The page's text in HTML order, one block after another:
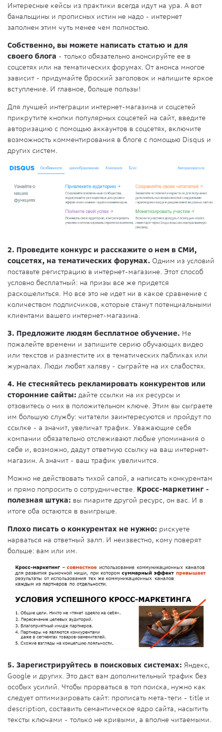
Интересные кейсы из практики всегда идут на ура. А вот
банальщины и прописных истин не надо - интернет
заполнен этим чуть менее чем полностью.
Собственно, вы можете написать статью и для
своего блога - только обязательно анонсируйте ее в
соцсетях или на тематических форумах. От анонса многое
зависит - придумайте броский заголовок и напишите яркое
вступление. И главное, больше пользы!
Для лучшей интеграции интернет-магазина и соцсетей
прикрутите кнопки популярных соцсетей на сайт, введите
авторизацию с помощью аккаунтов в соцсетях, включите
возможность комментирования в блоге с помощью Disqus и
других систем.
2. Проведите конкурс и расскажите о нем в СМИ,
соцсетях, на тематических форумах. Одним из условий
поставьте регистрацию в интернет-магазине. Этот способ
условно бесплатный: на призы все же придется
раскошелиться. Но все это не идет ни в какое сравнение с
количеством подписчиков, которые станут потенциальными
клиентами вашего интернет-магазина.
3. Предложите людям бесплатное обучение. Не
пожалейте времени и запишите серию обучающих видео
или текстов и разместите их в тематических пабликах или
журналах. Люди любят халяву - сыграйте на их слабостях.
4. Не стесняйтесь рекламировать конкурентов или
сторонние сайты: дайте ссылки на их ресурсы и
отзовитесь о них в положительном ключе. Этим вы сыграете
им большую службу: читатели заинтересуются и пройдут по
ссылке - а значит, увеличат трафик. Уважающие себя
компании обязательно отслеживают любые упоминания о
себе и, возможно, дадут ответную ссылку на ваш интернет-
магазин. А значит - ваш трафик увеличится.
Можно не действовать тихой сапой, а написать конкурентам
и прямо попросить о сотрудничестве. Кросс-маркетинг -
полезная штука: вы пиарите другой ресурс, он вас. И в
итоге оба остаются в выигрыше.
Плохо писать о конкурентах не нужно: рискуете
нарваться на ответный залп. И неизвестно, кому поверят
больше: вам или им.
5. Зарегистрируйтесь в поисковых системах: Яндекс,
Google и других. Это даст вам дополнительный трафик без
особых усилий. Чтобы прорваться в топ поиска, нужно как
следует оптимизировать сайт: прописать мета-теги - title и
description, составить семантическое ядро сайта, насытить
тексты ключами - только не кривыми, а вполне читаемыми.